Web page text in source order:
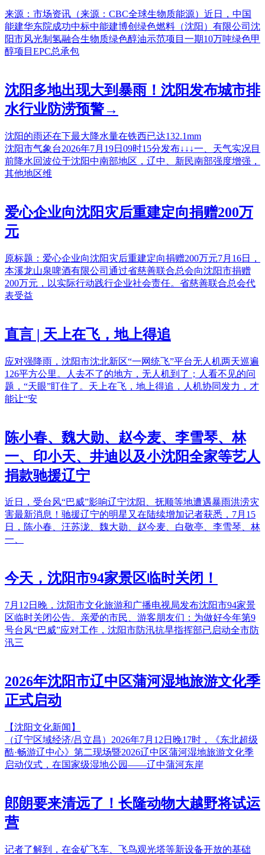
来源：市场资讯（来源：CBC全球生物质能源）近日，中国
能建华东院成功中标中能建博创绿色燃料（沈阳）有限公司沈
阳市风光制氢融合生物质绿色醇油示范项目一期10万吨绿色甲
醇项目EPC总承包
沈阳多地出现大到暴雨！沈阳发布城市排
水行业防涝预警→
沈阳的雨还在下最大降水量在铁西已达132.1mm
沈阳市气象台2026年7月19日09时15分发布↓↓↓一、天气实况目
前降水回波位于沈阳中南部地区，辽中、新民南部强度增强，
其他地区维
爱心企业向沈阳灾后重建定向捐赠200万
元
原标题：爱心企业向沈阳灾后重建定向捐赠200万元7月16日，
本溪龙山泉啤酒有限公司通过省慈善联合总会向沈阳市捐赠
200万元，以实际行动践行企业社会责任。省慈善联合总会代
表受益
直言 | 天上在飞，地上得追
应对强降雨，沈阳市沈北新区“一网统飞”平台无人机两天巡遍
126平方公里。人去不了的地方，无人机到了；人看不见的问
题，“天眼”盯住了。天上在飞，地上得追，人机协同发力，才
能让“安
陈小春、魏大勋、赵今麦、李雪琴、林
一、印小天、井迪以及小沈阳全家等艺人
捐款驰援辽宁
近日，受台风“巴威”影响辽宁沈阳、抚顺等地遭遇暴雨洪涝灾
害最新消息！驰援辽宁的明星又在陆续增加记者获悉，7月15
日，陈小春、汪苏泷、魏大勋、赵今麦、白敬亭、李雪琴、林
一、
今天，沈阳市94家景区临时关闭！
7月12日晚，沈阳市文化旅游和广播电视局发布沈阳市94家景
区临时关闭公告。亲爱的市民、游客朋友们：为做好今年第9
号台风“巴威”应对工作，沈阳市防汛抗旱指挥部已启动全市防
汛三
2026年沈阳市辽中区蒲河湿地旅游文化季
正式启动
【沈阳文化新闻】
（辽宁区域经济/吕立昌）2026年7月12日晚17时，《东北超级
酷·畅游辽中心》第二现场暨2026辽中区蒲河湿地旅游文化季
启动仪式，在国家级湿地公园——辽中蒲河东岸
郎朗要来清远了！长隆动物大越野将试运
营
记者了解到，在金矿飞车、飞鸟观光塔等新设备开放的基础